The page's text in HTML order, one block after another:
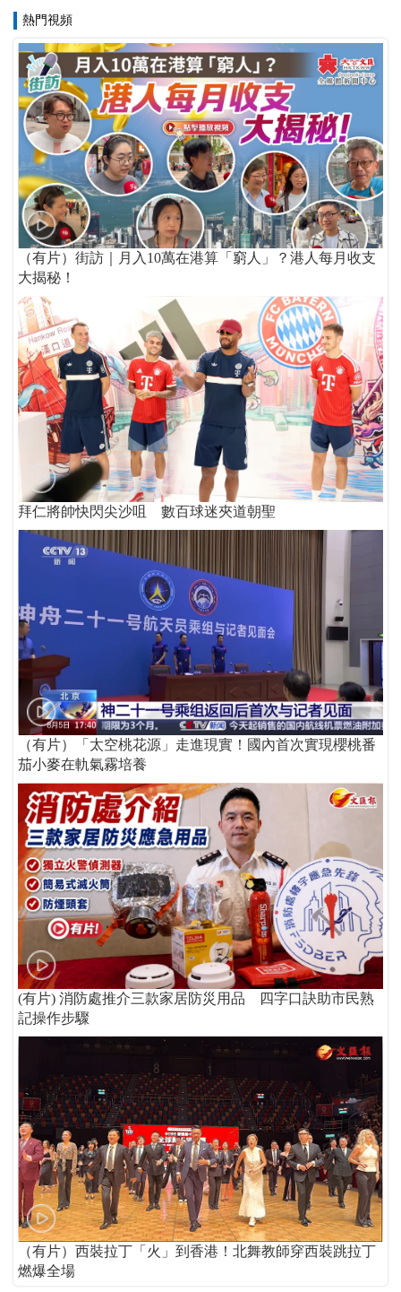
熱門視頻
（有片）街訪｜月入10萬在港算「窮人」？港人每月收支
大揭秘！
拜仁將帥快閃尖沙咀 數百球迷夾道朝聖
（有片）「太空桃花源」走進現實！國內首次實現櫻桃番
茄小麥在軌氣霧培養
(有片) 消防處推介三款家居防災用品 四字口訣助市民熟
記操作步驟
（有片）西裝拉丁「火」到香港！北舞教師穿西裝跳拉丁
燃爆全場